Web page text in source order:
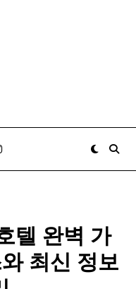
텔 완벽 가
최신 정보